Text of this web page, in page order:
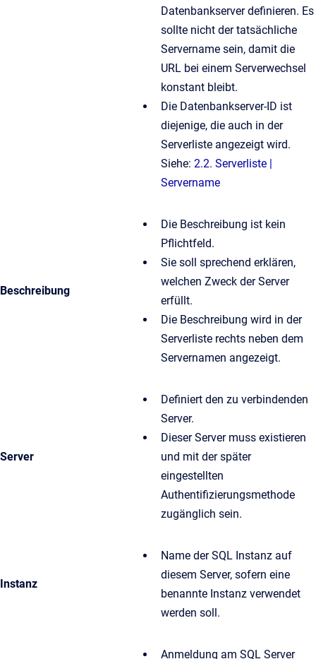
Datenbankserver definieren. Es
sollte nicht der tatsächliche
Servername sein, damit die
URL bei einem Serverwechsel
konstant bleibt.
Die Datenbankserver-ID ist
diejenige, die auch in der
Serverliste angezeigt wird.
Siehe: 2.2. Serverliste |
Servername
Beschreibung
Die Beschreibung ist kein
Pflichtfeld.
Sie soll sprechend erklären,
welchen Zweck der Server
erfüllt.
Die Beschreibung wird in der
Serverliste rechts neben dem
Servernamen angezeigt.
Server
Definiert den zu verbindenden
Server.
Dieser Server muss existieren
und mit der später
eingestellten
Authentifizierungsmethode
zugänglich sein.
Instanz
Name der SQL Instanz auf
diesem Server, sofern eine
benannte Instanz verwendet
werden soll.
Anmeldung am SQL Server